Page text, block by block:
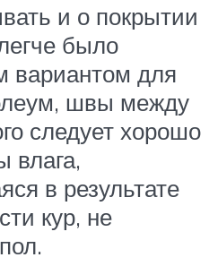
и о покрытии
было
вариантом для
швы между
следует хорошо
влага,
в результате
кур, не